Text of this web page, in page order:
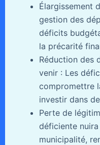
Élargissement
gestion des
déficits
la précarité
Réduction des
venir : Les
compromettre
investir dans
Perte de
déficiente
municipalité,